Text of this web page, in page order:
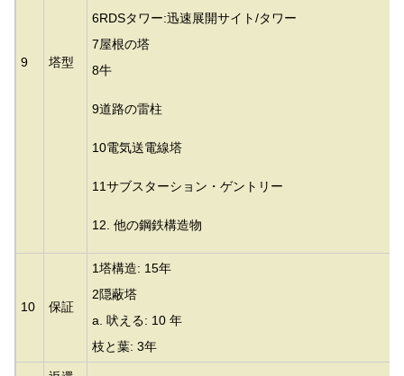
9 塔型
6RDSタワー:迅速展開サイト/タワー
7屋根の塔
8牛
9道路の雷柱
10電気送電線塔
11サブスターション・ゲントリー
12. 他の鋼鉄構造物
10 保証
1塔構造: 15年
2隠蔽塔
a. 吠える: 10 年
枝と葉: 3年